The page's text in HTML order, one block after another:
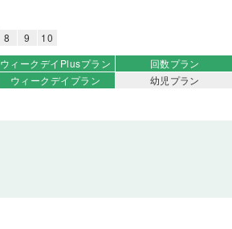
8 9 10
ウィークデイ Plusプラン
回数プラン
ウィークデイ プラン 幼児プラン